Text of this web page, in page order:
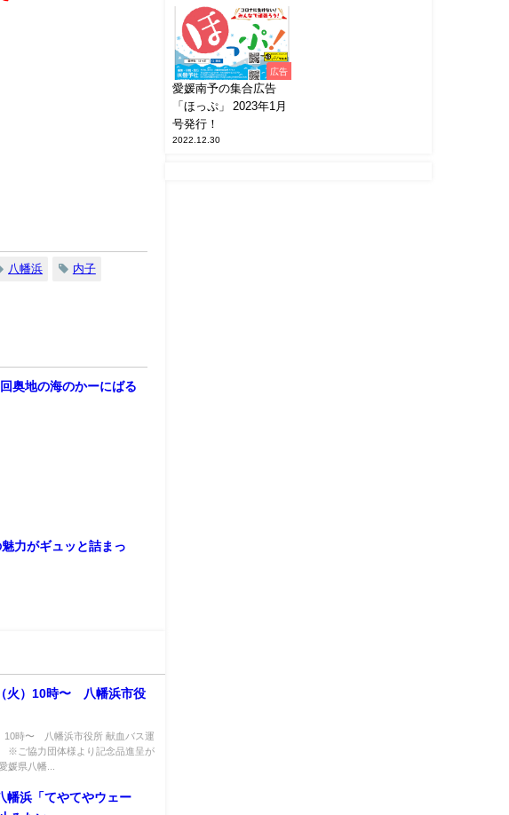
八幡浜 内子
奥地の海のかーにばる
力がギュッと詰まっ
火）10時〜 八幡浜市役
10時〜 八幡浜市役所 献血バス運
※ご協力団体様より記念品進呈が
媛県八幡...
幡浜「てやてやウェー
広告
愛媛南予の集合広告
「ほっぷ」 2023年1月
号発行！
2022.12.30